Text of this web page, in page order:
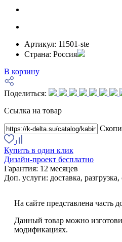
Артикул: 11501-ste
Страна: Россия
В корзину
Поделиться:
Ссылка на товар
Купить в один клик
Дизайн-проект бесплатно
Гарантия: 12 месяцев
Доп. услуги: доставка, разгрузка,
На сайте представлена часть
Данный товар можно
модификациях.